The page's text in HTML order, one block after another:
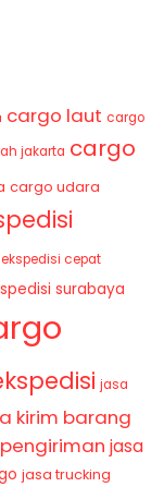
cargo laut cargo
jakarta cargo
cargo udara
ekspedisi cepat
surabaya
jasa
kirim barang
jasa
jasa trucking